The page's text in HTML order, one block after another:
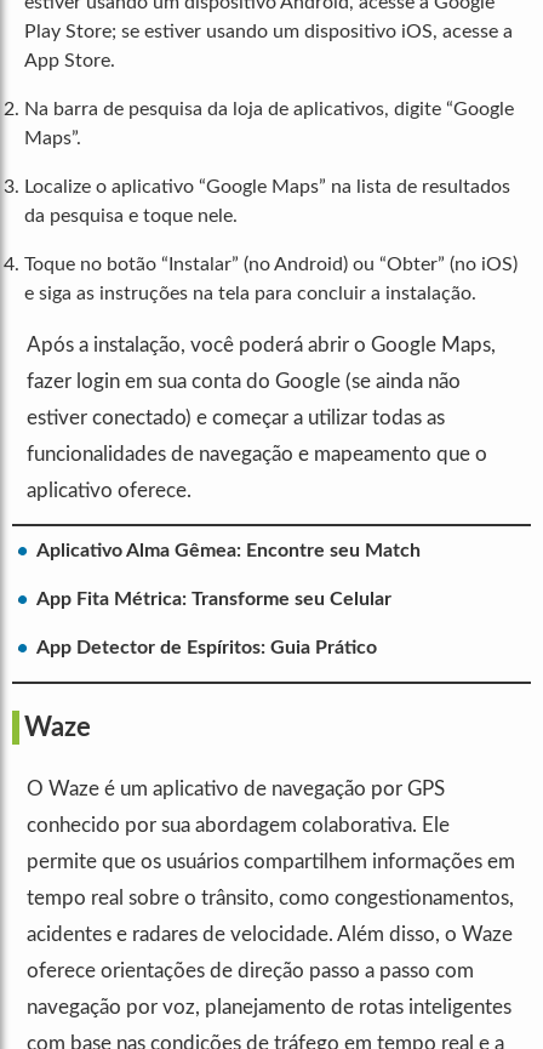
Play Store; se estiver usando um dispositivo iOS, acesse a
App Store.
Na barra de pesquisa da loja de aplicativos, digite “Google
Maps”.
Localize o aplicativo “Google Maps” na lista de resultados
da pesquisa e toque nele.
Toque no botão “Instalar” (no Android) ou “Obter” (no iOS)
e siga as instruções na tela para concluir a instalação.
Após a instalação, você poderá abrir o Google Maps,
fazer login em sua conta do Google (se ainda não
estiver conectado) e começar a utilizar todas as
funcionalidades de navegação e mapeamento que o
aplicativo oferece.
Aplicativo Alma Gêmea: Encontre seu Match
App Fita Métrica: Transforme seu Celular
App Detector de Espíritos: Guia Prático
Waze
O Waze é um aplicativo de navegação por GPS
conhecido por sua abordagem colaborativa. Ele
permite que os usuários compartilhem informações em
tempo real sobre o trânsito, como congestionamentos,
acidentes e radares de velocidade. Além disso, o Waze
oferece orientações de direção passo a passo com
navegação por voz, planejamento de rotas inteligentes
com base nas condições de tráfego em tempo real e a